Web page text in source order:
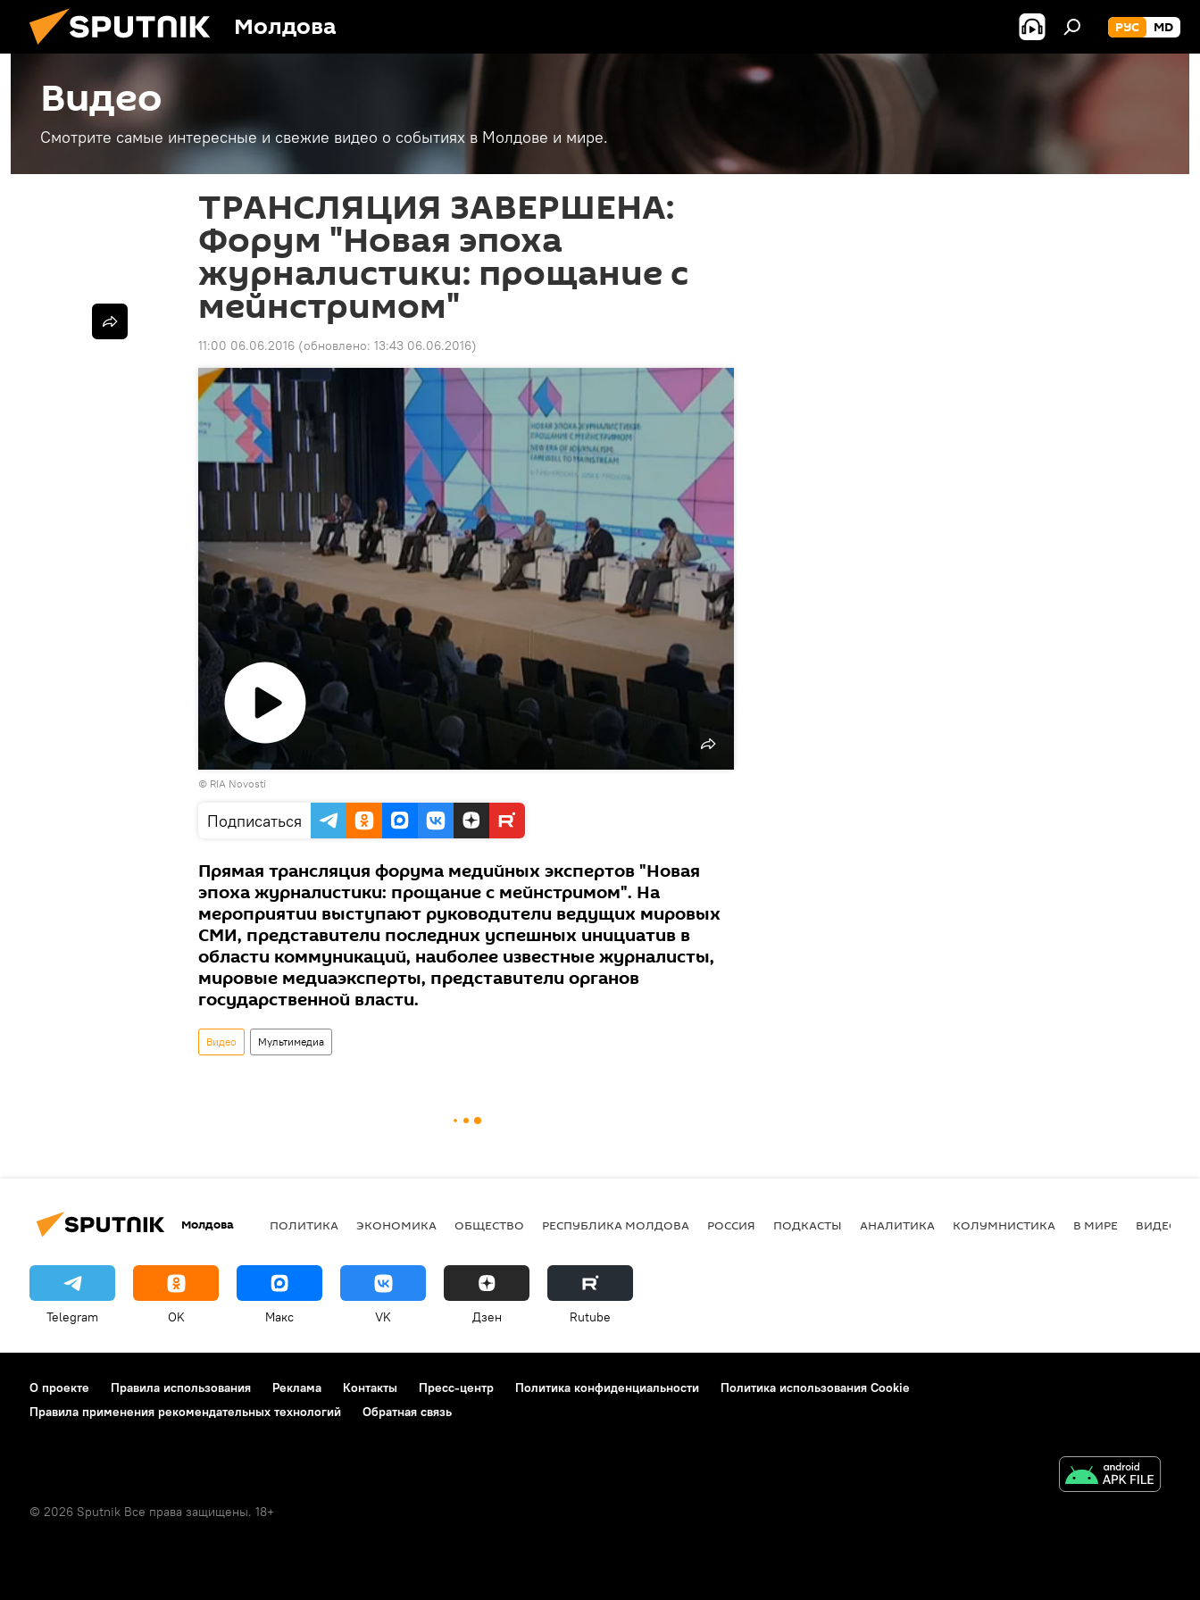
Молдова РУС MD
Видео
Смотрите самые интересные и свежие видео о событиях в Молдове и мире.
ТРАНСЛЯЦИЯ ЗАВЕРШЕНА:
Форум "Новая эпоха
журналистики: прощание с
мейнстримом"
11:00 06.06.2016 (обновлено: 13:43 06.06.2016)
Воспроизвести
© RIA Novosti
Подписаться
Прямая трансляция форума медийных экспертов "Новая
эпоха журналистики: прощание с мейнстримом". На
мероприятии выступают руководители ведущих мировых
СМИ, представители последних успешных инициатив в
области коммуникаций, наиболее известные журналисты,
мировые медиаэксперты, представители органов
государственной власти.
Видео Мультимедиа
Молдова ПОЛИТИКА ЭКОНОМИКА ОБЩЕСТВО РЕСПУБЛИКА МОЛДОВА РОССИЯ ПОДКАСТЫ АНАЛИТИКА КОЛУМНИСТИКА В МИРЕ ВИДЕО
Telegram OK Макс VK Дзен Rutube
О проекте Правила использования Реклама Контакты Пресс-центр Политика конфиденциальности
Политика использования Cookie
Правила применения рекомендательных технологий
Обратная связь
© 2026 Sputnik Все права защищены. 18+